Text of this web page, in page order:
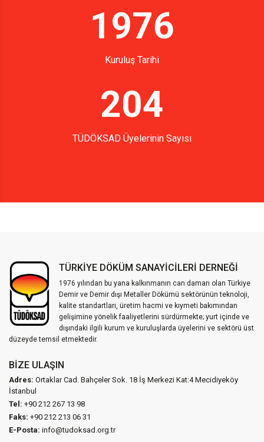
1976
Kuruluş Tarihi
204
TÜDÖKSAD Üyelerinin Sayısı
TÜRKİYE DÖKÜM SANAYİCİLERİ DERNEĞİ
1976 yılından bu yana kalkınmanın can damarı olan Türkiye
Demir ve Demir dışı Metaller Dökümü sektörünün teknoloji,
kalite standartları, üretim hacmi ve kıymeti bakımından
gelişimine yönelik faaliyetlerini sürdürmekte; yurt içinde ve
dışındaki ilgili kurum ve kuruluşlarda üyelerini ve sektörü üst
düzeyde temsil etmektedir.
BIZE ULAŞIN
Adres: Ortaklar Cad. Bahçeler Sok. 18 İş Merkezi Kat:4 Mecidiyeköy
İstanbul
Tel: +90 212 267 13 98
Faks: +90 212 213 06 31
E-Posta: info@tudoksad.org.tr